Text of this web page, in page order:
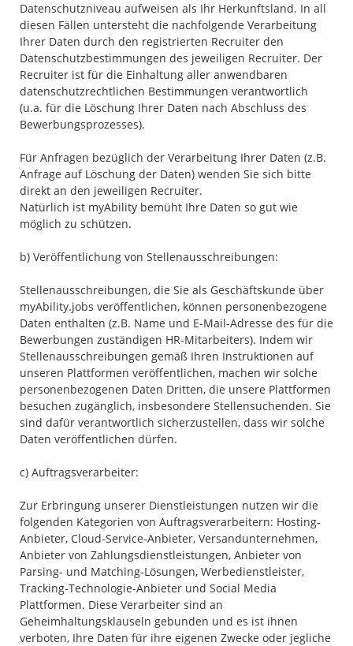
Datenschutzniveau aufweisen als Ihr Herkunftsland. In all
diesen Fällen untersteht die nachfolgende Verarbeitung
Ihrer Daten durch den registrierten Recruiter den
Datenschutzbestimmungen des jeweiligen Recruiter. Der
Recruiter ist für die Einhaltung aller anwendbaren
datenschutzrechtlichen Bestimmungen verantwortlich
(u.a. für die Löschung Ihrer Daten nach Abschluss des
Bewerbungsprozesses).
Für Anfragen bezüglich der Verarbeitung Ihrer Daten (z.B.
Anfrage auf Löschung der Daten) wenden Sie sich bitte
direkt an den jeweiligen Recruiter.
Natürlich ist myAbility bemüht Ihre Daten so gut wie
möglich zu schützen.
b) Veröffentlichung von Stellenausschreibungen:
Stellenausschreibungen, die Sie als Geschäftskunde über
myAbility.jobs veröffentlichen, können personenbezogene
Daten enthalten (z.B. Name und E-Mail-Adresse des für die
Bewerbungen zuständigen HR-Mitarbeiters). Indem wir
Stellenausschreibungen gemäß Ihren Instruktionen auf
unseren Plattformen veröffentlichen, machen wir solche
personenbezogenen Daten Dritten, die unsere Plattformen
besuchen zugänglich, insbesondere Stellensuchenden. Sie
sind dafür verantwortlich sicherzustellen, dass wir solche
Daten veröffentlichen dürfen.
c) Auftragsverarbeiter:
Zur Erbringung unserer Dienstleistungen nutzen wir die
folgenden Kategorien von Auftragsverarbeitern: Hosting-
Anbieter, Cloud-Service-Anbieter, Versandunternehmen,
Anbieter von Zahlungsdienstleistungen, Anbieter von
Parsing- und Matching-Lösungen, Werbedienstleister,
Tracking-Technologie-Anbieter und Social Media
Plattformen. Diese Verarbeiter sind an
Geheimhaltungsklauseln gebunden und es ist ihnen
verboten, Ihre Daten für ihre eigenen Zwecke oder jegliche